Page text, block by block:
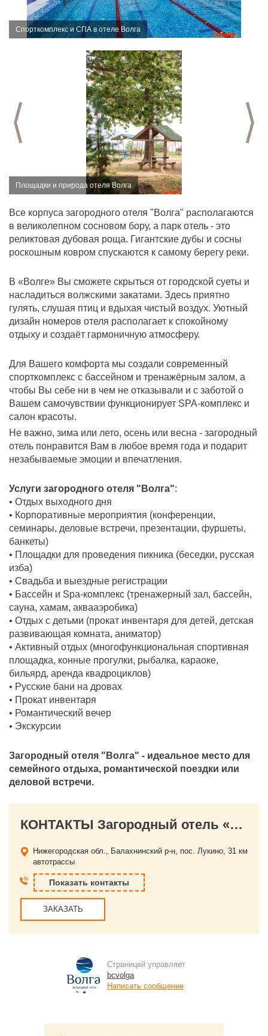
Спорткомплекс и СПА в отеле Волга
Предыдущий слайд
Площадки и природа отеля Волга
Все корпуса загородного отеля "Волга" располагаются
в великолепном сосновом бору, а парк отель - это
реликтовая дубовая роща. Гигантские дубы и сосны
роскошным ковром спускаются к самому берегу реки.
В «Волге» Вы сможете скрыться от городской суеты и
насладиться волжскими закатами. Здесь приятно
гулять, слушая птиц и вдыхая чистый воздух. Уютный
дизайн номеров отеля располагает к спокойному
отдыху и создаёт гармоничную атмосферу.
Для Вашего комфорта мы создали современный
спорткомплекс с бассейном и тренажёрным залом, а
чтобы Вы себе ни в чем не отказывали и с заботой о
Вашем самочувствии функционирует SPA-комплекс и
салон красоты.
Не важно, зима или лето, осень или весна - загородный
отель понравится Вам в любое время года и подарит
незабываемые эмоции и впечатления.
Услуги загородного отеля "Волга":
• Отдых выходного дня
• Корпоративные мероприятия (конференции,
семинары, деловые встречи, презентации, фуршеты,
банкеты)
• Площадки для проведения пикника (беседки, русская
изба)
• Свадьба и выездные регистрации
• Бассейн и Spa-комплекс (тренажерный зал, бассейн,
сауна, хамам, аквааэробика)
• Отдых с детьми (прокат инвентаря для детей, детская
развивающая комната, аниматор)
• Активный отдых (многофункциональная спортивная
площадка, конные прогулки, рыбалка, караоке,
бильярд, аренда квадроциклов)
• Русские бани на дровах
• Прокат инвентаря
• Романтический вечер
• Экскурсии
Загородный отеля "Волга" - идеальное место для
семейного отдыха, романтической поездки или
деловой встречи.
КОНТАКТЫ Загородный отель «Волга»
Нижегородская обл., Балахнинский р-н, пос. Лукино, 31 км
автотрассы
Показать контакты
ЗАКАЗАТЬ
Страницей управляет
bcvolga
Написать сообщение